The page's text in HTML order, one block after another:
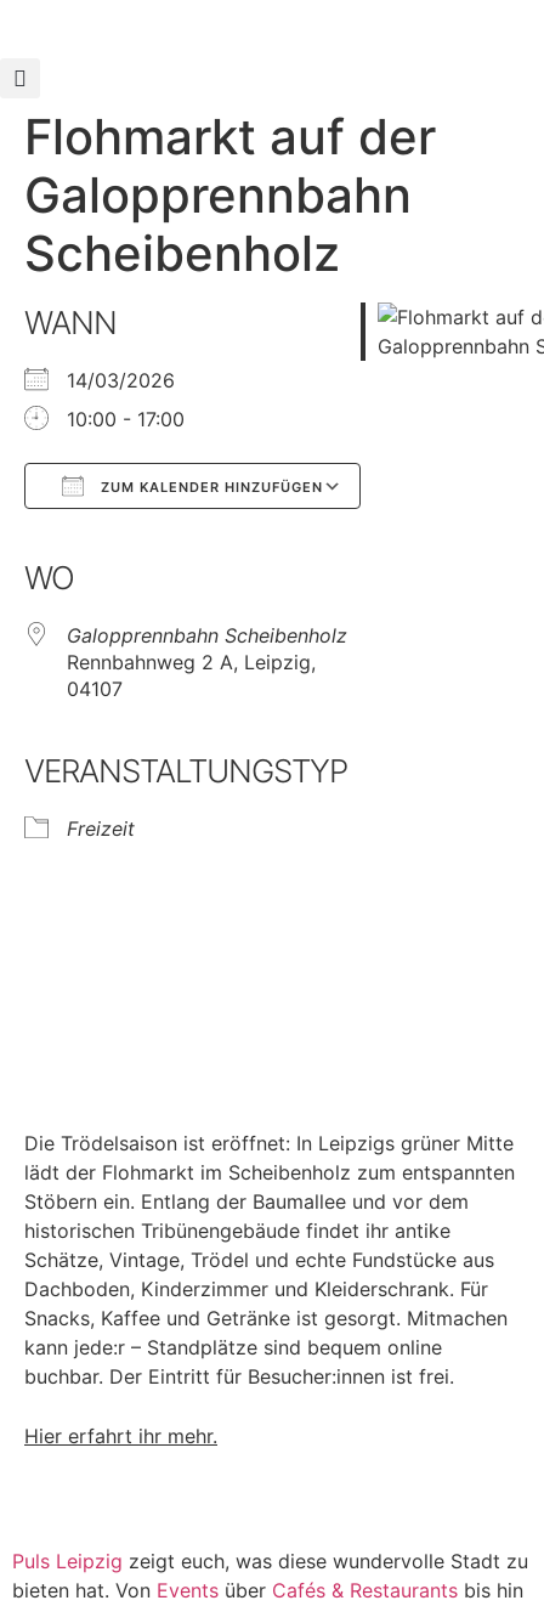
Flohmarkt auf der
Galopprennbahn
Scheibenholz
WANN
14/03/2026
10:00 - 17:00
ZUM KALENDER HINZUFÜGEN
WO
Galopprennbahn Scheibenholz
Rennbahnweg 2 A, Leipzig,
04107
VERANSTALTUNGSTYP
Freizeit
Die Trödelsaison ist eröffnet: In Leipzigs grüner Mitte
lädt der Flohmarkt im Scheibenholz zum entspannten
Stöbern ein. Entlang der Baumallee und vor dem
historischen Tribünengebäude findet ihr antike
Schätze, Vintage, Trödel und echte Fundstücke aus
Dachboden, Kinderzimmer und Kleiderschrank. Für
Snacks, Kaffee und Getränke ist gesorgt. Mitmachen
kann jede:r – Standplätze sind bequem online
buchbar. Der Eintritt für Besucher:innen ist frei.
Hier erfahrt ihr mehr.
Puls Leipzig zeigt euch, was diese wundervolle Stadt zu
bieten hat. Von Events über Cafés & Restaurants bis hin